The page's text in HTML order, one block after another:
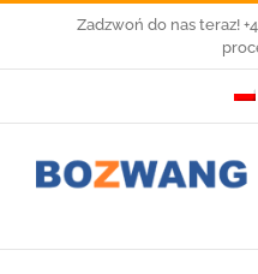
Zadzwoń do nas teraz!